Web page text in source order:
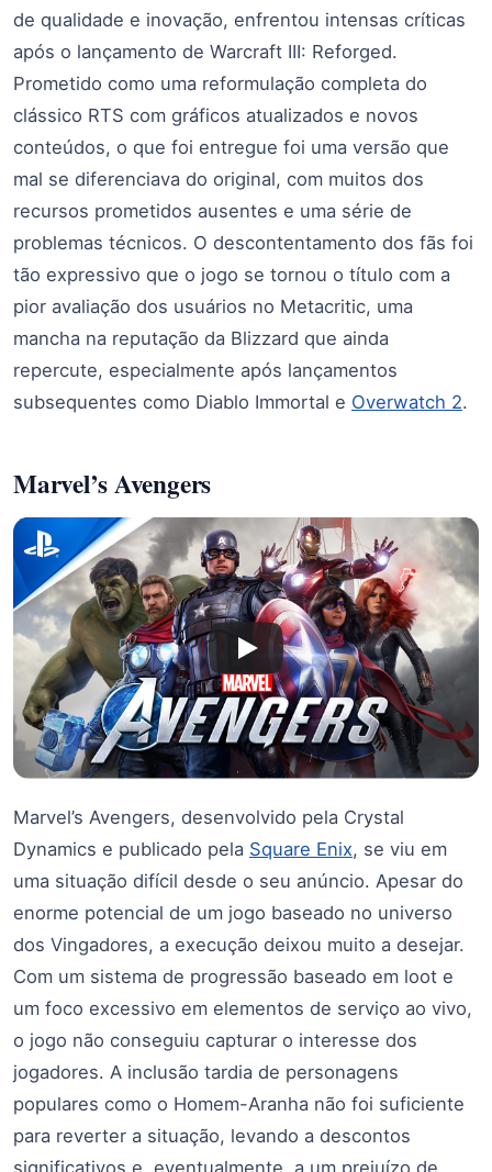
de qualidade e inovação, enfrentou intensas críticas
após o lançamento de Warcraft III: Reforged.
Prometido como uma reformulação completa do
clássico RTS com gráficos atualizados e novos
conteúdos, o que foi entregue foi uma versão que
mal se diferenciava do original, com muitos dos
recursos prometidos ausentes e uma série de
problemas técnicos. O descontentamento dos fãs foi
tão expressivo que o jogo se tornou o título com a
pior avaliação dos usuários no Metacritic, uma
mancha na reputação da Blizzard que ainda
repercute, especialmente após lançamentos
subsequentes como Diablo Immortal e Overwatch 2.
Marvel’s Avengers
Marvel’s Avengers, desenvolvido pela Crystal
Dynamics e publicado pela Square Enix, se viu em
uma situação difícil desde o seu anúncio. Apesar do
enorme potencial de um jogo baseado no universo
dos Vingadores, a execução deixou muito a desejar.
Com um sistema de progressão baseado em loot e
um foco excessivo em elementos de serviço ao vivo,
o jogo não conseguiu capturar o interesse dos
jogadores. A inclusão tardia de personagens
populares como o Homem-Aranha não foi suficiente
para reverter a situação, levando a descontos
significativos e, eventualmente, a um prejuízo de